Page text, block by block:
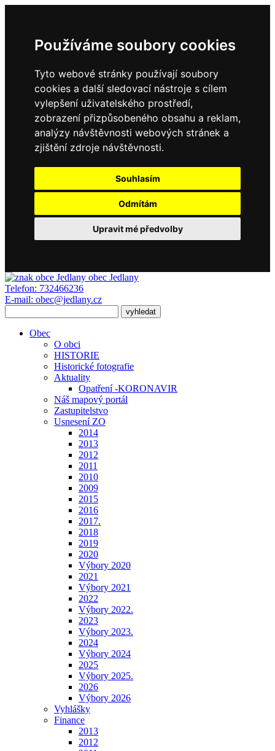
Používáme soubory cookies
Tyto webové stránky používají soubory
cookies a další sledovací nástroje s cílem
vylepšení uživatelského prostředí,
zobrazení přizpůsobeného obsahu a reklam,
analýzy návštěvnosti webových stránek a
zjištění zdroje návštěvnosti.
Souhlasím
Odmítám
Upravit mé předvolby
obec Jedlany
Telefon: 732466236
E-mail: obec@jedlany.cz
Obec
O obci
HISTORIE
Historické fotografie
Aktuality
Opatření -KORONAVIR
Náš mapový portál
Zastupitelstvo
Usnesení ZO
2014
2013
2012
2011
2010
2009
2015
2016
2017.
2018
2019
2020
Výbory 2020
2021
Výbory 2021
2022
Výbory 2022.
2023
Výbory 2023.
2024
Výbory 2024
2025
Výbory 2025.
2026
Výbory 2026
Vyhlášky
Finance
2013
2012